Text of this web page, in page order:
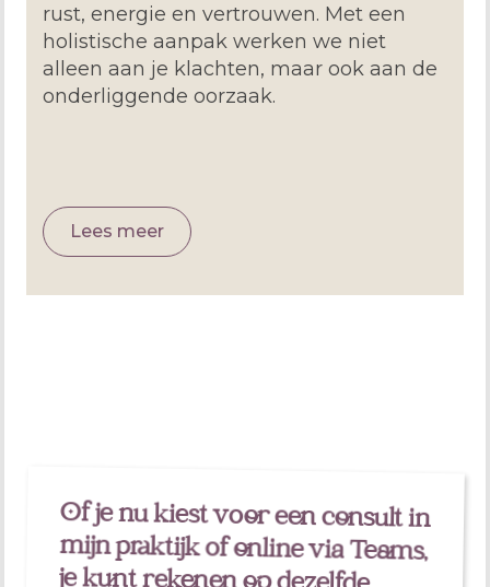
rust, energie en vertrouwen. Met een
holistische aanpak werken we niet
alleen aan je klachten, maar ook aan de
onderliggende oorzaak.
Lees meer
Of je nu kiest voor een consult in
mijn praktijk of online via Teams,
je kunt rekenen op dezelfde
persoonlijke begeleiding en